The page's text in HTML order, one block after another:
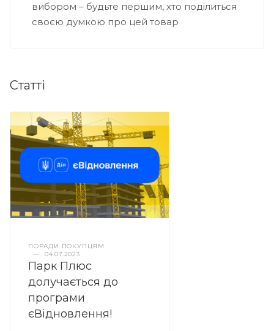
вибором – будьте першим, хто поділиться
своєю думкою про цей товар
Статті
ПОРАДИ ПОКУПЦЯМ
—
04.07.2023
Парк Плюс
долучається до
програми
єВідновлення!